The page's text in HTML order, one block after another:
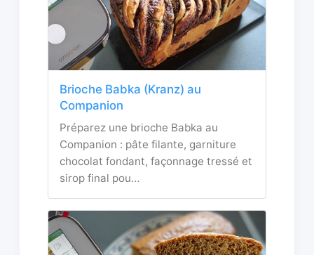
Brioche Babka (Kranz) au
Companion
Préparez une brioche Babka au
Companion : pâte filante, garniture
chocolat fondant, façonnage tressé et
sirop final pou…